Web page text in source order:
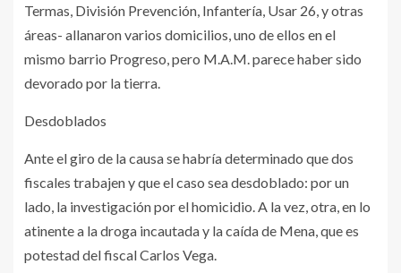
Termas, División Prevención, Infantería, Usar 26, y otras
áreas- allanaron varios domicilios, uno de ellos en el
mismo barrio Progreso, pero M.A.M. parece haber sido
devorado por la tierra.
Desdoblados
Ante el giro de la causa se habría determinado que dos
fiscales trabajen y que el caso sea desdoblado: por un
lado, la investigación por el homicidio. A la vez, otra, en lo
atinente a la droga incautada y la caída de Mena, que es
potestad del fiscal Carlos Vega.